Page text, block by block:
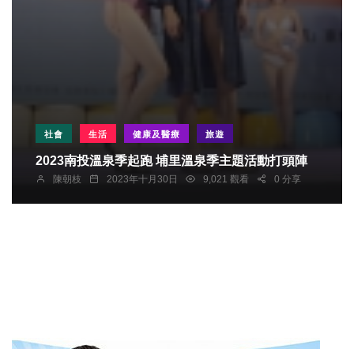
社會 生活 健康及醫療 旅遊
2023南投溫泉季起跑 埔里溫泉季主題活動打頭陣
陳朝枝 2023年十月30日 9,021 觀看 0 分享